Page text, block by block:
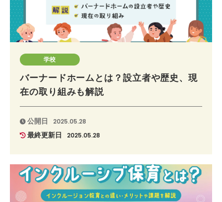
学校
バーナードホームとは？設立者や歴史、現
在の取り組みも解説
公開日 2025.05.28
最終更新日 2025.05.28